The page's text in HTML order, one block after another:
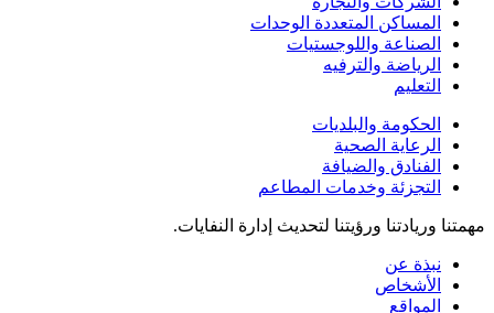
المساكن المتعددة الوحدات
الصناعة واللوجستيات
الرياضة والترفيه
التعليم
الحكومة والبلديات
الرعاية الصحية
الفنادق والضيافة
التجزئة وخدمات المطاعم
مهمتنا وريادتنا ورؤيتنا لتحديث إدارة النفايات.
نبذة عن
الأشخاص
المواقع